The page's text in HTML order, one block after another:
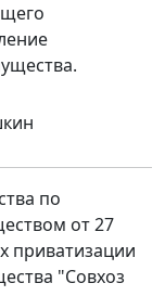
по
от 27
приватизации
"Совхоз